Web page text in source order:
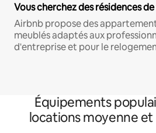
Vous cherchez des résidences
Airbnb propose des
meublés adaptés aux
d'entreprise et pour le
Équipements
locations moyenne